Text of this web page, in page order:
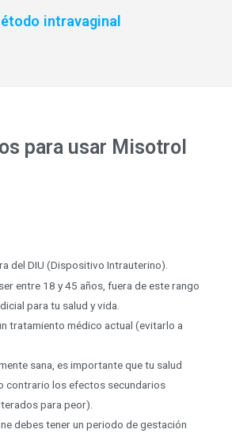
intravaginal
para usar Misotrol
del DIU (Dispositivo Intrauterino).
entre 18 y 45 años, fuera de este rango
para tu salud y vida.
tratamiento médico actual (evitarlo a
sana, es importante que tu salud
contrario los efectos secundarios
para peor).
debes tener un periodo de gestación